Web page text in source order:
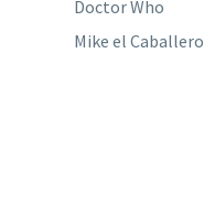
Doctor Who
Mike el Caballero